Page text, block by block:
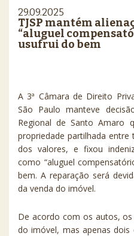
29.09.2025
TJSP mantém
“aluguel
usufrui do bem
A 3ª Câmara de Direito
São Paulo manteve
Regional de Santo Amaro
propriedade partilhada
dos valores, e fixou
como “aluguel
bem. A reparação será
da venda do imóvel.
De acordo com os autos,
do imóvel, mas apenas